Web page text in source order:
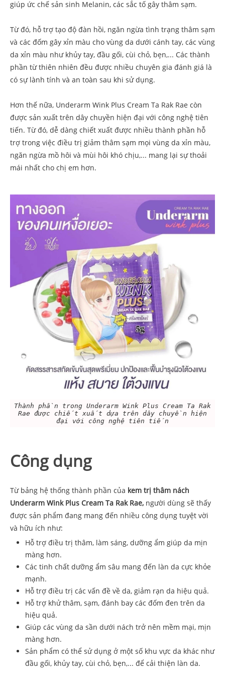
giúp ức chế sản sinh Melanin, các sắc tố gây thâm sạm.
Từ đó, hỗ trợ tạo độ đàn hồi, ngăn ngừa tình trạng thâm sạm
và các đốm gây xỉn màu cho vùng da dưới cánh tay, các vùng
da xỉn màu như khủy tay, đầu gối, cùi chỏ, bẹn,... Các thành
phần từ thiên nhiên đều được nhiều chuyên gia đánh giá là
có sự lành tính và an toàn sau khi sử dụng.
Hơn thế nữa, Underarm Wink Plus Cream Ta Rak Rae còn
được sản xuất trên dây chuyền hiện đại với công nghệ tiên
tiến. Từ đó, dễ dàng chiết xuất được nhiều thành phần hỗ
trợ trong việc điều trị giảm thâm sạm mọi vùng da xỉn màu,
ngăn ngừa mồ hôi và mùi hôi khó chịu,... mang lại sự thoải
mái nhất cho chị em hơn.
Thành phần trong Underarm Wink Plus Cream Ta Rak
Rae được chiết xuất dựa trên dây chuyền hiện
đại với công nghệ tiên tiến
Công dụng
Từ bảng hệ thống thành phần của kem trị thâm nách
Underarm Wink Plus Cream Ta Rak Rae, người dùng sẽ thấy
được sản phẩm đang mang đến nhiều công dụng tuyệt vời
và hữu ích như:
Hỗ trợ điều trị thâm, làm sáng, dưỡng ẩm giúp da mịn
màng hơn.
Các tinh chất dưỡng ẩm sâu mang đến làn da cực khỏe
mạnh.
Hỗ trợ điều trị các vấn đề về da, giảm rạn da hiệu quả.
Hỗ trợ khử thâm, sạm, đánh bay các đốm đen trên da
hiệu quả.
Giúp các vùng da sần dưới nách trở nên mềm mại, mịn
màng hơn.
Sản phẩm có thể sử dụng ở một số khu vực da khác như
đầu gối, khủy tay, cùi chỏ, bẹn,... để cải thiện làn da.